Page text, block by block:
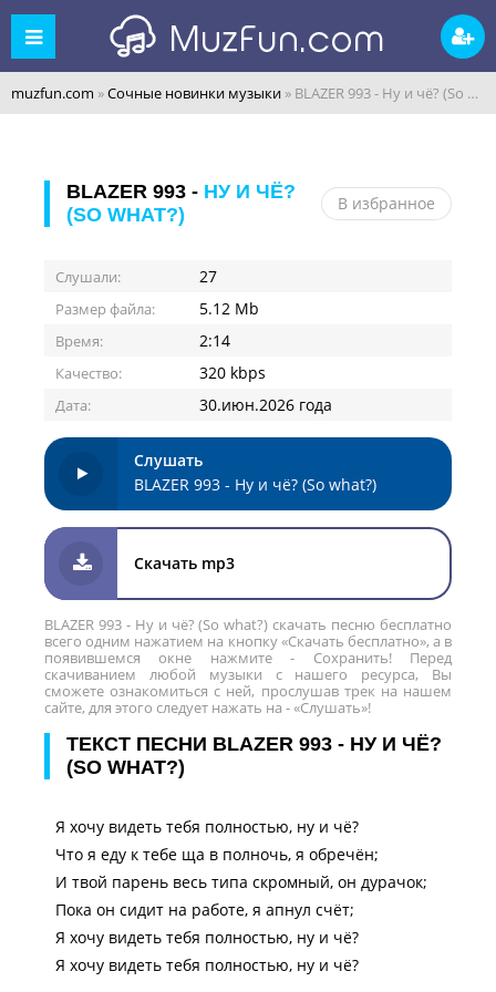
muzfun.com »Сочные новинки музыки » BLAZER 993 - Ну и чё? (So what?)
BLAZER 993 - НУ И ЧЁ?
(SO WHAT?)
В избранное
Слушали: 27
Размер файла: 5.12 Mb
Время: 2:14
Качество: 320 kbps
Дата: 30.июн.2026 года
Слушать
BLAZER 993 - Ну и чё? (So what?)
Скачать mp3
BLAZER 993 - Ну и чё? (So what?) скачать песню бесплатно
всего одним нажатием на кнопку «Скачать бесплатно», а в
появившемся окне нажмите - Сохранить! Перед
скачиванием любой музыки с нашего ресурса, Вы
сможете ознакомиться с ней, прослушав трек на нашем
сайте, для этого следует нажать на - «Слушать»!
ТЕКСТ ПЕСНИ BLAZER 993 - НУ И ЧЁ?
(SO WHAT?)
Я хочу видеть тебя полностью, ну и чё?
Что я еду к тебе ща в полночь, я обречён;
И твой парень весь типа скромный, он дурачок;
Пока он сидит на работе, я апнул счёт;
Я хочу видеть тебя полностью, ну и чё?
Я хочу видеть тебя полностью, ну и чё?